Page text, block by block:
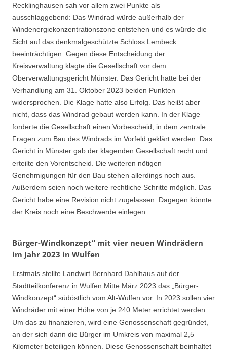
Recklinghausen sah vor allem zwei Punkte als
ausschlaggebend: Das Windrad würde außerhalb der
Windenergiekonzentrationszone entstehen und es würde die
Sicht auf das denkmalgeschützte Schloss Lembeck
beeinträchtigen. Gegen diese Entscheidung der
Kreisverwaltung klagte die Gesellschaft vor dem
Oberverwaltungsgericht Münster. Das Gericht hatte bei der
Verhandlung am 31. Oktober 2023 beiden Punkten
widersprochen. Die Klage hatte also Erfolg. Das heißt aber
nicht, dass das Windrad gebaut werden kann. In der Klage
forderte die Gesellschaft einen Vorbescheid, in dem zentrale
Fragen zum Bau des Windrads im Vorfeld geklärt werden. Das
Gericht in Münster gab der klagenden Gesellschaft recht und
erteilte den Vorentscheid. Die weiteren nötigen
Genehmigungen für den Bau stehen allerdings noch aus.
Außerdem seien noch weitere rechtliche Schritte möglich. Das
Gericht habe eine Revision nicht zugelassen. Dagegen könnte
der Kreis noch eine Beschwerde einlegen.
Bürger-Windkonzept“ mit vier neuen Windrädern
im Jahr 2023 in Wulfen
Erstmals stellte Landwirt Bernhard Dahlhaus auf der
Stadtteilkonferenz in Wulfen Mitte März 2023 das „Bürger-
Windkonzept“ südöstlich vom Alt-Wulfen vor. In 2023 sollen vier
Windräder mit einer Höhe von je 240 Meter errichtet werden.
Um das zu finanzieren, wird eine Genossenschaft gegründet,
an der sich dann die Bürger im Umkreis von maximal 2,5
Kilometer beteiligen können. Diese Genossenschaft beinhaltet